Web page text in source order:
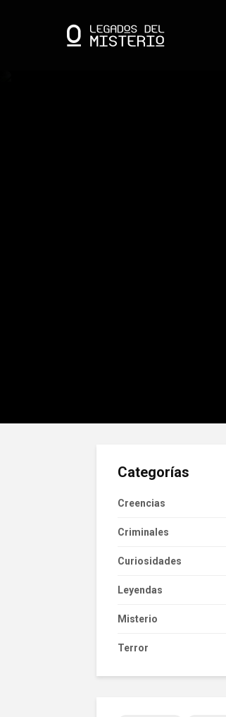
Categorías
Creencias
Criminales
Curiosidades
Leyendas
Misterio
Terror